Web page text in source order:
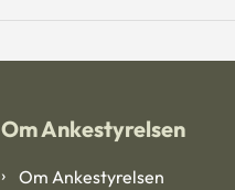
Om Ankestyrelsen
Om Ankestyrelsen